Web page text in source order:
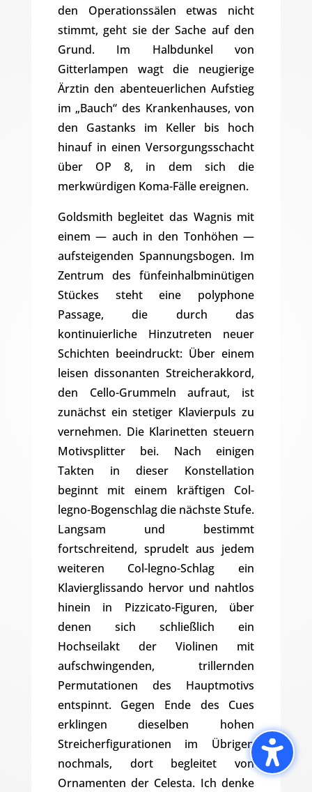
den Operationssälen etwas nicht
stimmt, geht sie der Sache auf den
Grund. Im Halbdunkel von
Gitterlampen wagt die neugierige
Ärztin den abenteuerlichen Aufstieg
im „Bauch“ des Krankenhauses, von
den Gastanks im Keller bis hoch
hinauf in einen Versorgungsschacht
über OP 8, in dem sich die
merkwürdigen Koma-Fälle ereignen.
Goldsmith begleitet das Wagnis mit
einem — auch in den Tonhöhen —
aufsteigenden Spannungsbogen. Im
Zentrum des fünfeinhalbminütigen
Stückes steht eine polyphone
Passage, die durch das
kontinuierliche Hinzutreten neuer
Schichten beeindruckt: Über einem
leisen dissonanten Streicherakkord,
den Cello-Grummeln aufraut, ist
zunächst ein stetiger Klavierpuls zu
vernehmen. Die Klarinetten steuern
Motivsplitter bei. Nach einigen
Takten in dieser Konstellation
beginnt mit einem kräftigen Col-
legno-Bogenschlag die nächste Stufe.
Langsam und bestimmt
fortschreitend, sprudelt aus jedem
weiteren Col-legno-Schlag ein
Klavierglissando hervor und nahtlos
hinein in Pizzicato-Figuren, über
denen sich schließlich ein
Hochseilakt der Violinen mit
aufschwingenden, trillernden
Permutationen des Hauptmotivs
entspinnt. Gegen Ende des Cues
erklingen dieselben hohen
Streicherfigurationen im Übrigen
nochmals, dort begleitet von
Ornamenten der Celesta. Ich denke